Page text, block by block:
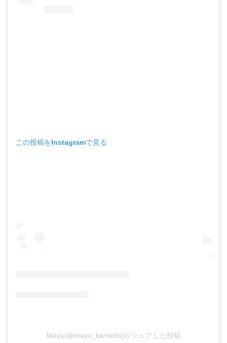
この投稿をInstagramで見る
Mayu(@mayu_kameda)がシェアした投稿